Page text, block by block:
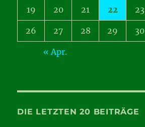
19 20 21 22 23
26 27 28 29 30
« Apr.
DIE LETZTEN 20 BEITRÄGE